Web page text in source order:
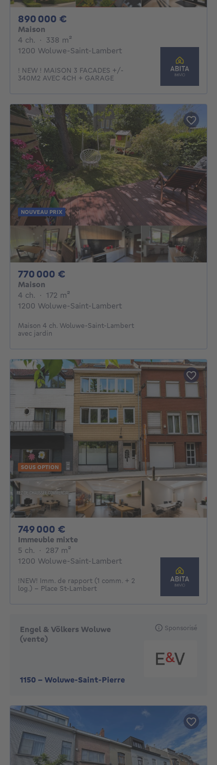
890 000 €
Maison
4 ch. 4 chambres
· 338 m²
1200 Woluwe-Saint-Lambert
! NEW ! MAISON 3 FACADES +/-
340M2 AVEC 4CH + GARAGE
NOUVEAU PRIX
770 000 €
Maison
4 ch. 4 chambres
· 172 m²
1200 Woluwe-Saint-Lambert
Maison 4 ch. Woluwe-Saint-Lambert
avec jardin
SOUS OPTION
749 000 €
Immeuble mixte
5 ch. 5 chambres
· 287 m²
1200 Woluwe-Saint-Lambert
!NEW! Imm. de rapport (1 comm. + 2
log.) - Place St-Lambert
Engel & Völkers Woluwe
(vente)
1150 - Woluwe-Saint-Pierre
Sponsorisé